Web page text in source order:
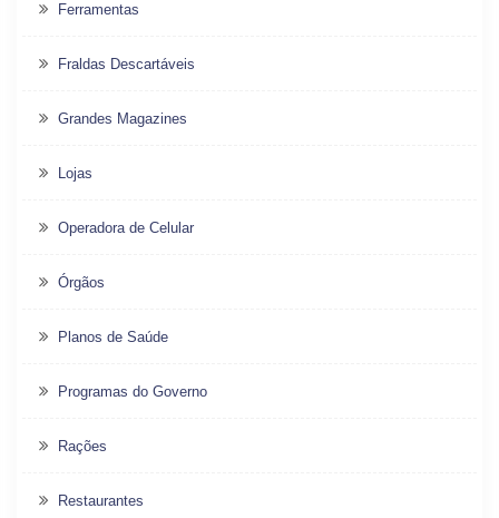
Ferramentas
Fraldas Descartáveis
Grandes Magazines
Lojas
Operadora de Celular
Órgãos
Planos de Saúde
Programas do Governo
Rações
Restaurantes